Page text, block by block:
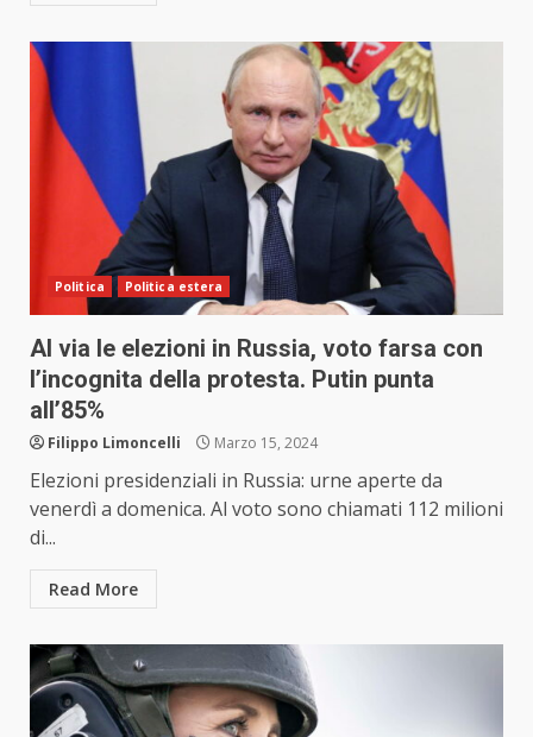
Politica Politica estera
Al via le elezioni in Russia, voto farsa con
l’incognita della protesta. Putin punta
all’85%
Filippo Limoncelli Marzo 15, 2024
Elezioni presidenziali in Russia: urne aperte da
venerdì a domenica. Al voto sono chiamati 112 milioni
di...
Read More